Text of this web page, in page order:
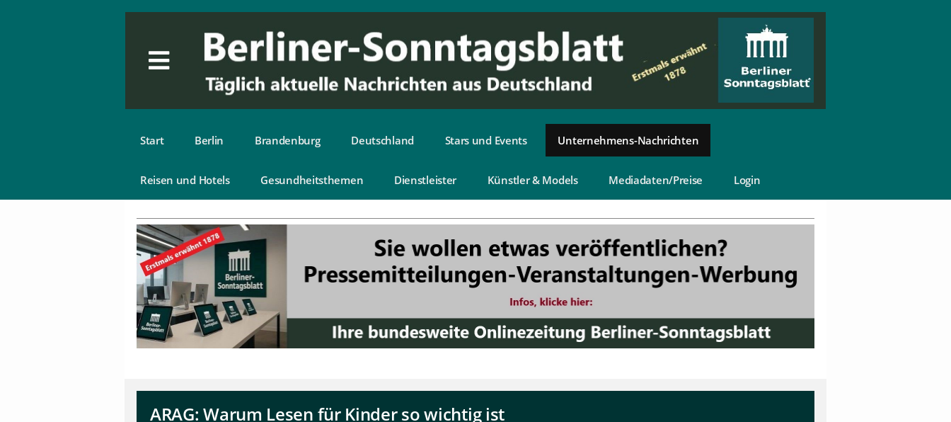
Start Berlin Brandenburg Deutschland Stars und Events Unternehmens-Nachrichten
Reisen und Hotels Gesundheitsthemen Dienstleister Künstler & Models Mediadaten/Preise Login
ARAG: Warum Lesen für Kinder so wichtig ist